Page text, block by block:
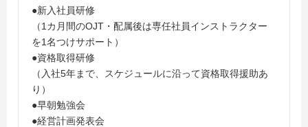
●新入社員研修
（1カ月間のOJT・配属後は専任社員インストラクター
を1名つけサポート）
●資格取得研修
（入社5年まで、スケジュールに沿って資格取得援助あ
り）
●早朝勉強会
●経営計画発表会